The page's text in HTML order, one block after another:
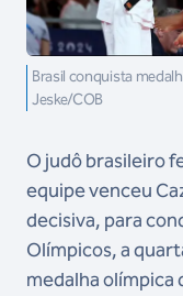
Brasil conquista
Jeske/COB
O judô brasileiro
equipe venceu
decisiva, para
Olímpicos, a
medalha olímpica